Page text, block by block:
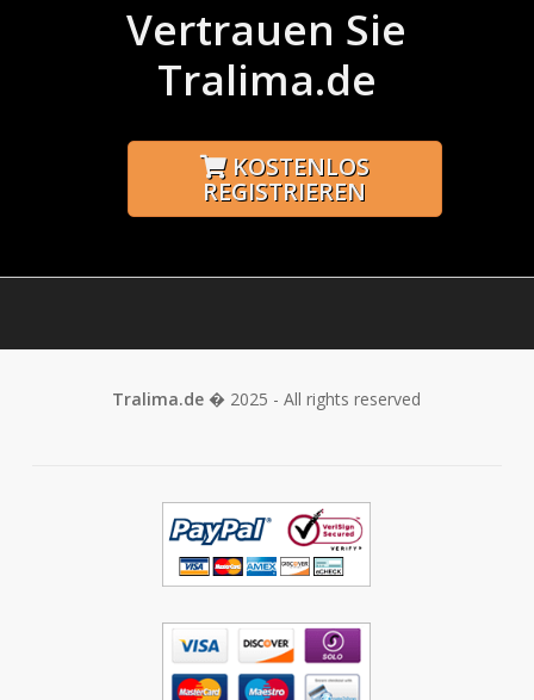
Vertrauen Sie
Tralima.de
KOSTENLOS
REGISTRIEREN
Tralima.de � 2025 - All rights reserved